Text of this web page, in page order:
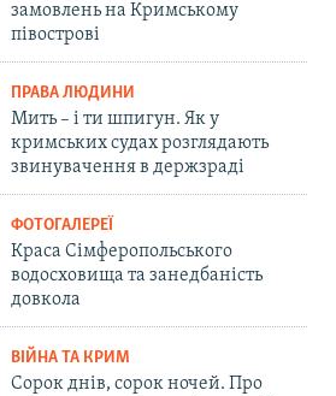
замовлень на Кримському
півострові
ПРАВА ЛЮДИНИ
Мить – і ти шпигун. Як у
кримських судах розглядають
звинувачення в держзраді
ФОТОГАЛЕРЕЇ
Краса Сімферопольського
водосховища та занедбаність
довкола
ВІЙНА ТА КРИМ
Сорок днів, сорок ночей. Про